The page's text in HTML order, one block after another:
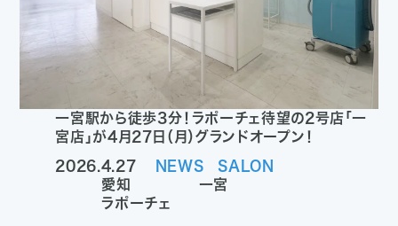
一宮駅から徒歩3分！ラポーチェ待望の2号店「一
宮店」が4月27日（月）グランドオープン！
2026.4.27 NEWS
SALON
愛知
一宮
ラポーチェ